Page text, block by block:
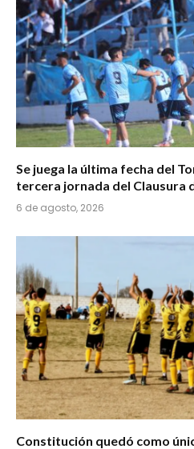
Se juega la última fecha del
tercera jornada del Clausura
6 de agosto, 2026
Constitución quedó como